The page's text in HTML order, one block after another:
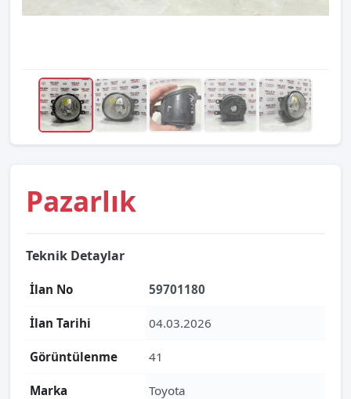
Pazarlık
Teknik Detaylar
İlan No 59701180
İlan Tarihi 04.03.2026
Görüntülenme 41
Marka Toyota